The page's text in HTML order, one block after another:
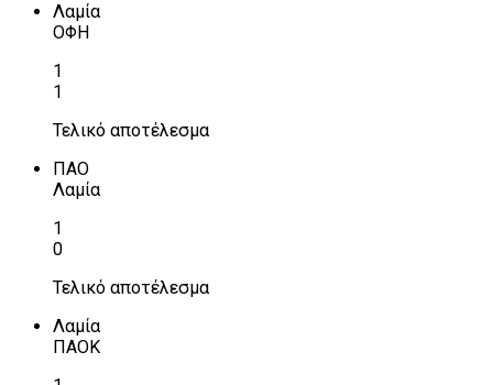
Λαμία
ΟΦΗ
1
1
Τελικό αποτέλεσμα
ΠΑΟ
Λαμία
1
0
Τελικό αποτέλεσμα
Λαμία
ΠΑΟΚ